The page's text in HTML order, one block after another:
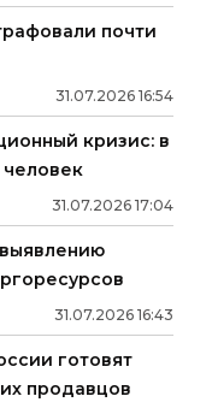
почти
31.07.2026 16:54
кризис: в
человек
31.07.2026 17:04
31.07.2026 16:43
готовят
продавцов